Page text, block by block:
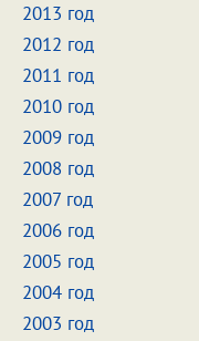
2013 год
2012 год
2011 год
2010 год
2009 год
2008 год
2007 год
2006 год
2005 год
2004 год
2003 год